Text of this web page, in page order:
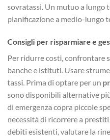
sovratassi. Un mutuo a lungo
pianificazione a medio-lungo
Consigli per risparmiare e
Per ridurre costi, confrontare
banche e istituti. Usare
tassi. Prima di optare per un
sono disponibili alternative
di emergenza copra piccole
necessità di ricorrere a
debiti esistenti, valutare la